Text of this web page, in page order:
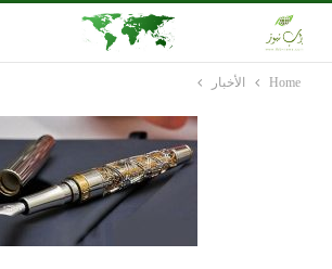
Home الأخبار